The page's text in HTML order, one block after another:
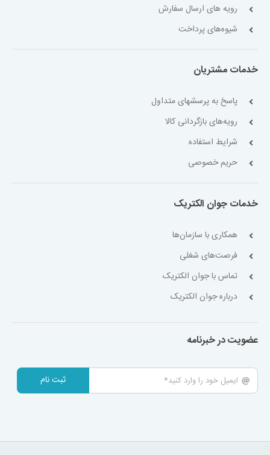
رویه های ارسال سفارش
شیوه‌های پرداخت
خدمات مشتریان
پاسخ به پرسشهای متداول
رویه‌های بازگردانی کالا
شرایط استفاده
حریم خصوصی
خدمات جوان الکتریک
همکاری با سازمان‌ها
فرصت‌های شغلی
تماس با جوان الکتریک
درباره جوان الکتریک
عضویت در خبرنامه
ثبت نام